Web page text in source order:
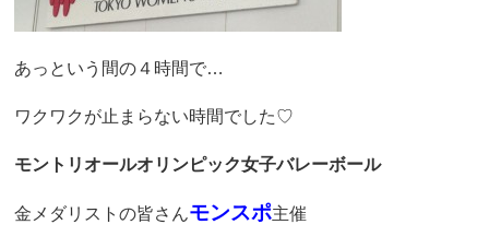
あっという間の４時間で…
ワクワクが止まらない時間でした♡
モントリオールオリンピック女子バレーボール
金メダリストの皆さんモンスポ主催